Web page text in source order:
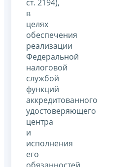
ст. 2194),
в
целях
обеспечения
реализации
Федеральной
налоговой
службой
функций
аккредитованного
удостоверяющего
центра
и
исполнения
его